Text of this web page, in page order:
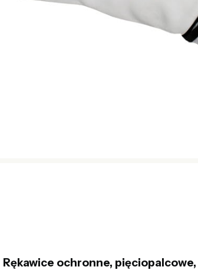
Rękawice ochronne,